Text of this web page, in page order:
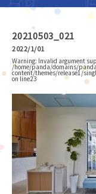
20210503_021
2022/1/01
Warning: Invalid argument
/home/panda/domains/
content/themes/release1/
on line23